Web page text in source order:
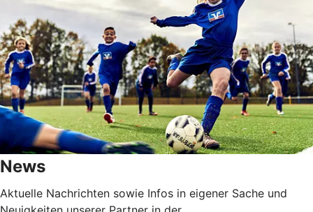
News
Aktuelle Nachrichten sowie Infos in eigener Sache und